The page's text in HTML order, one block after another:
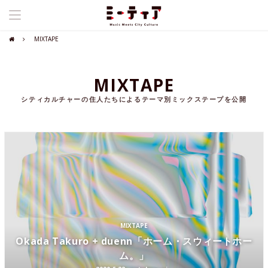
MIXTAPE
MIXTAPE
シティカルチャーの住人たちによるテーマ別ミックステープを公開
MIXTAPE
Okada Takuro + duenn「ホーム・スウィートホー
ム。」